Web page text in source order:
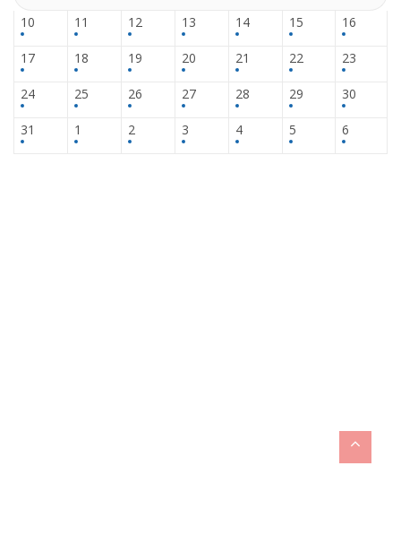
10 11 12 13 14 15 16
17 18 19 20 21 22 23
24 25 26 27 28 29 30
31 1 2 3 4 5 6